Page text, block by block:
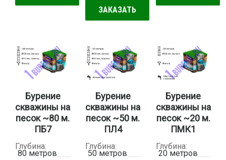
ЗАКАЗАТЬ
Бурение
скважины на
песок ~80 м.
ПБ7
Глубина:
80 метров
Бурение
скважины на
песок ~50 м.
ПЛ4
Глубина:
50 метров
Бурение
скважины на
песок ~20 м.
ПМК1
Глубина:
20 метров